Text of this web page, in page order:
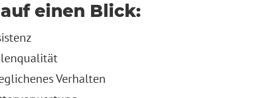
einen Blick:
Verhalten